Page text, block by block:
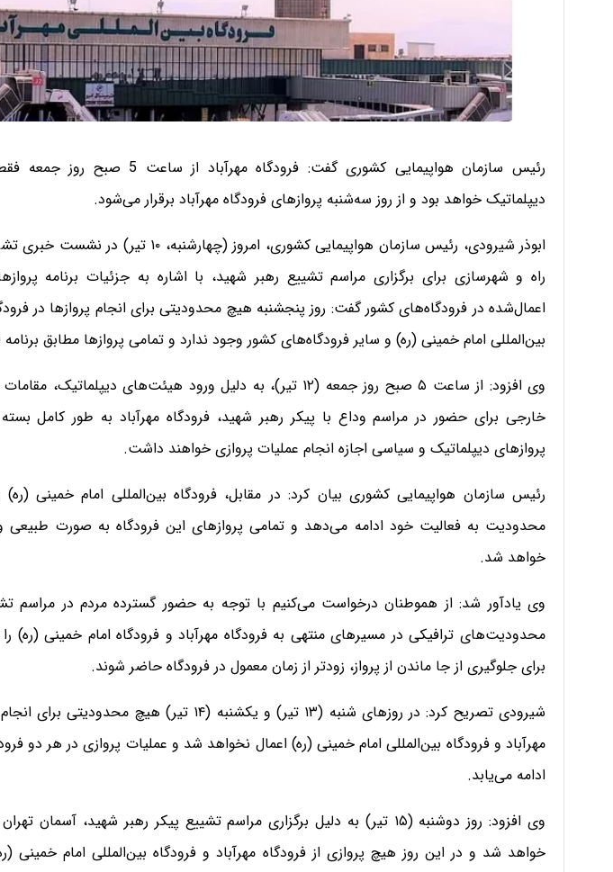
رئیس سازمان هواپیمایی کشوری گفت: فرودگاه
دیپلماتیک خواهد بود و از روز سه‌شنبه پروازهای فرودگاه مهرآباد برقرار می‌شود.
ابوذر شیرودی، رئیس سازمان هواپیمایی کشوری، امروز
راه و شهرسازی برای برگزاری مراسم تشییع رهبر شهید، با اشاره به جزئیات برنامه
اعمال‌شده در فرودگاه‌های کشور گفت: روز پنجشنبه هیچ محدودیتی برای انجام پروازها در
بین‌المللی امام خمینی (ره) و سایر فرودگاه‌های کشور وجود ندارد و تمامی پروازها مطابق
وی افزود: از ساعت ۵ صبح روز جمعه (۱۲ تیر)، به دلیل ورود هیئت‌های
خارجی برای حضور در مراسم وداع با پیکر رهبر شهید، فرودگاه مهرآباد به طور کامل
پروازهای دیپلماتیک و سیاسی اجازه انجام عملیات پروازی خواهند داشت.
رئیس سازمان هواپیمایی کشوری بیان کرد: در مقابل، فرودگاه بین‌المللی امام خمینی
محدودیت به فعالیت خود ادامه می‌دهد و تمامی پروازهای این فرودگاه به صورت طبیعی
خواهد شد.
وی یادآور شد: از هموطنان درخواست می‌کنیم با توجه به حضور گسترده مردم در مراسم
محدودیت‌های ترافیکی در مسیرهای منتهی به فرودگاه مهرآباد و فرودگاه امام خمینی (ره)
برای جلوگیری از جا ماندن از پرواز، زودتر از زمان معمول در فرودگاه حاضر شوند.
شیرودی تصریح کرد: در روزهای شنبه (۱۳ تیر) و یکشنبه (۱۴ تیر) هیچ
مهرآباد و فرودگاه بین‌المللی امام خمینی (ره) اعمال نخواهد شد و عملیات پروازی در هر دو
ادامه می‌یابد.
وی افزود: روز دوشنبه (۱۵ تیر) به دلیل برگزاری مراسم تشییع پیکر رهبر شهید،
خواهد شد و در این روز هیچ پروازی از فرودگاه مهرآباد و فرودگاه بین‌المللی امام خمینی